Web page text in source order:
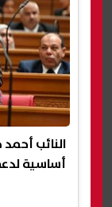
النائب
أساسية